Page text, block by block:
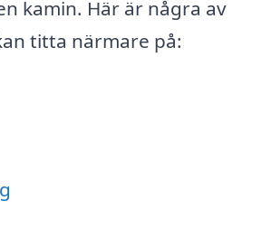
kamin. Här är några av
titta närmare på: